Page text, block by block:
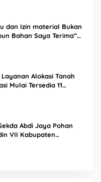
dan Izin material Bukan
Bahan Saya Terima”
Alokasi Tanah
Mulai Tersedia 11
Abdi Jaya Pohan
VII Kabupaten